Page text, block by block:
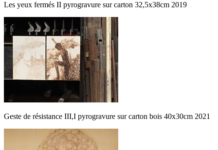
Les yeux fermés II pyrogravure sur carton 32,5x38cm 2019
Geste de résistance III,I pyrogravure sur carton bois 40x30cm 2021